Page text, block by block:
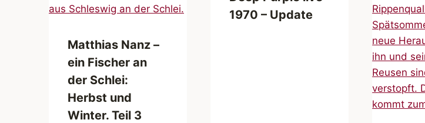
Matthias Nanz –
ein Fischer an
der Schlei:
Herbst und
Winter. Teil 3
1970 – Update